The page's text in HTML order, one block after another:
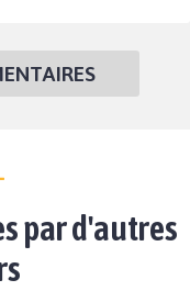
par d'autres